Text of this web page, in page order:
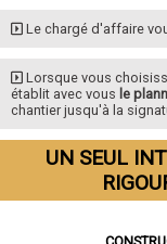
Le chargé d'affaire
Lorsque vous
établit avec vous le
chantier jusqu'à la
UN SEUL